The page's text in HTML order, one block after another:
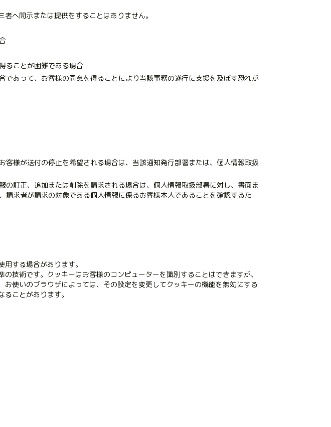
へ開示または提供をすることはありません。
ることが困難である場合
あって、お客様の同意を得ることにより当該事務の遂行に支援を及ぼす恐れが
様が送付の停止を希望される場合は、当該通知発行部署または、個人情報取扱
訂正、追加または削除を請求される場合は、個人情報取扱部署に対し、書面ま
求者が請求の対象である個人情報に係るお客様本人であることを確認するた
する場合があります。
技術です。クッキーはお客様のコンピューターを識別することはできますが、
使いのブラウザによっては、その設定を変更してクッキーの機能を無効にする
ことがあります。